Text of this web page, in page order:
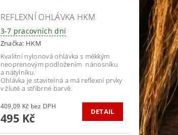
REFLEXNÍ OHLÁVKA HKM
3-7 pracovních dní
Značka: HKM
Kvalitní nylonová ohlávka s měkkým
neoprenovým podložením nánosníku
a nátylníku.
Ohlávka je stavitelná a má reflexní prvky
v žluté a stříbrné barvě.
409,09 Kč bez DPH
495 Kč DETAIL